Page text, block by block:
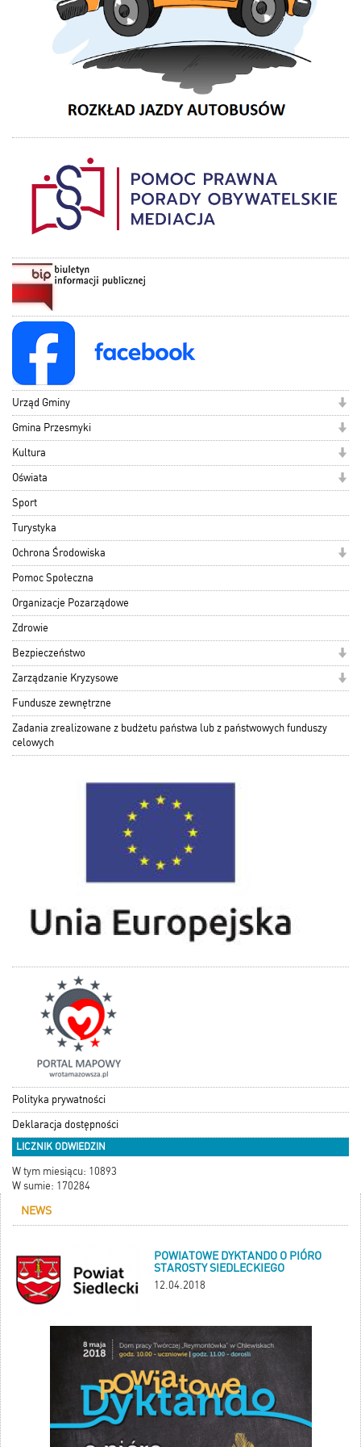
Urząd Gminy
Gmina Przesmyki
Kultura
Oświata
Sport
Turystyka
Ochrona Środowiska
Pomoc Społeczna
Organizacje Pozarządowe
Zdrowie
Bezpieczeństwo
Zarządzanie Kryzysowe
Fundusze zewnętrzne
Zadania zrealizowane z budżetu państwa lub z państwowych funduszy
celowych
Polityka prywatności
Deklaracja dostępności
LICZNIK ODWIEDZIN
W tym miesiącu: 10893
W sumie: 170284
NEWS
POWIATOWE DYKTANDO O PIÓRO
STAROSTY SIEDLECKIEGO
12.04.2018